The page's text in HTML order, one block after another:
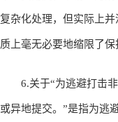
复杂化处理，但实际上
质上毫无必要地缩限了保
6.关于“为逃避打击非
或异地提交。”是指为逃